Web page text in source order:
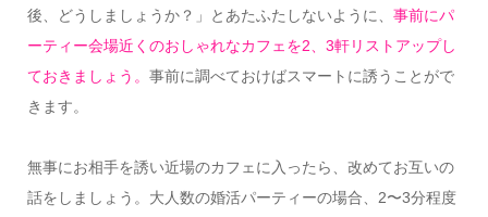
後、どうしましょうか？」とあたふたしないように、 事前にパ
ーティー会場近くのおしゃれなカフェを2、3軒リストアップし
ておきましょう。 事前に調べておけばスマートに誘うことがで
きます。
無事にお相手を誘い近場のカフェに入ったら、改めてお互いの
話をしましょう。大人数の婚活パーティーの場合、2〜3分程度